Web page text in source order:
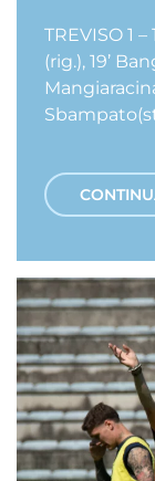
TREVISO 1
(rig.), 19’